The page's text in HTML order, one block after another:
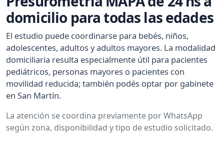
domicilio para todas las edades
El estudio puede coordinarse para bebés, niños,
adolescentes, adultos y adultos mayores. La modalidad
domiciliaria resulta especialmente útil para pacientes
pediátricos, personas mayores o pacientes con
movilidad reducida; también podés optar por gabinete
en San Martín.
La atención se coordina previamente por WhatsApp
según zona, disponibilidad y tipo de estudio solicitado.